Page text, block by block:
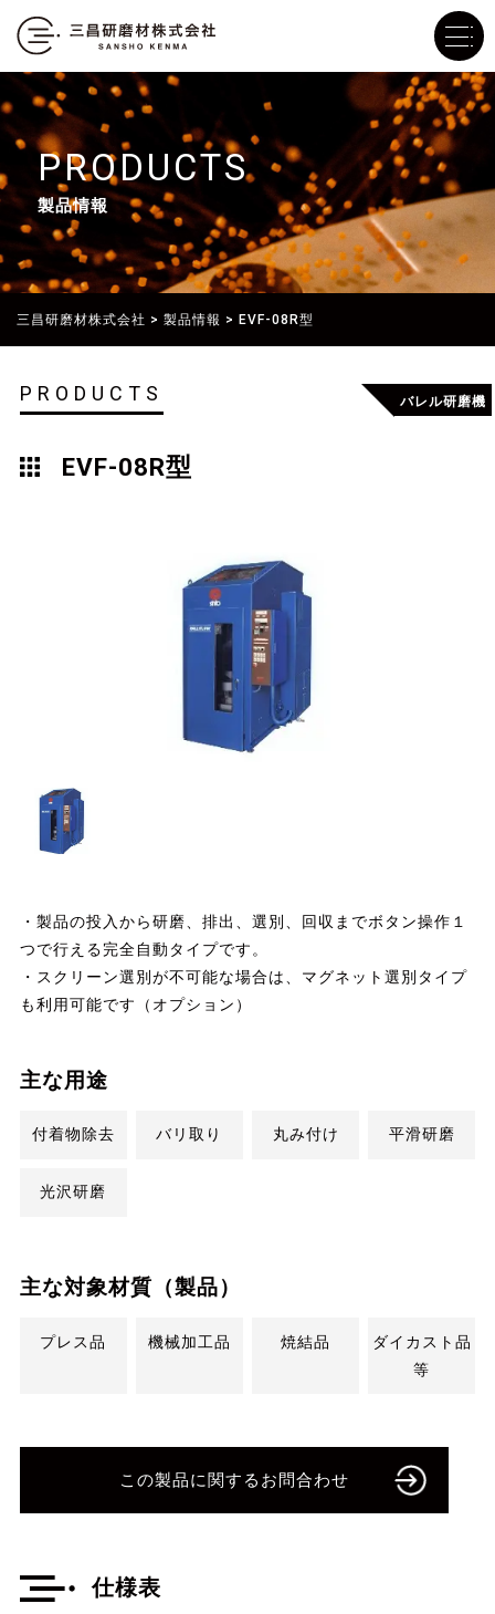
PRODUCTS
製品情報
三昌研磨材株式会社 > 製品情報 > EVF-08R型
PRODUCTS
EVF-08R型
バレル研磨機
・製品の投入から研磨、排出、選別、回収までボタン操作１
つで行える完全自動タイプです。
・スクリーン選別が不可能な場合は、マグネット選別タイプ
も利用可能です（オプション）
主な用途
付着物除去 バリ取り 丸み付け 平滑研磨
光沢研磨
主な対象材質（製品）
プレス品 機械加工品 焼結品
ダイカスト品
等
この製品に関するお問合わせ
仕様表